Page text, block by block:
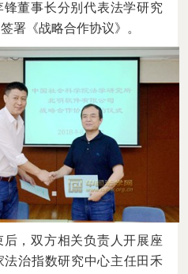
锋董事长分别代表法学研究
署《战略合作协议》。
后，双方相关负责人开展座
法治指数研究中心主任田禾